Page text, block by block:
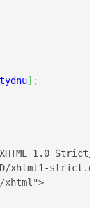
] ;
XHTML 1.0
xhtml1-
xhtml">